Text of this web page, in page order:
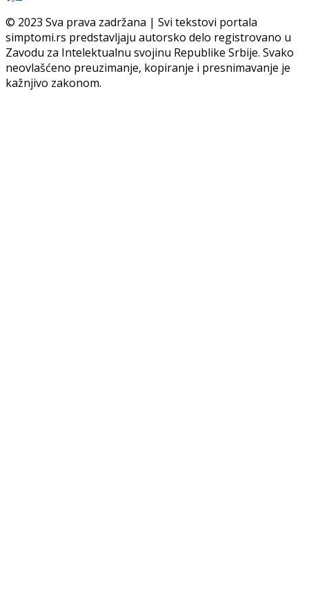
© 2023 Sva prava zadržana | Svi tekstovi portala
simptomi.rs predstavljaju autorsko delo registrovano u
Zavodu za Intelektualnu svojinu Republike Srbije. Svako
neovlašćeno preuzimanje, kopiranje i presnimavanje je
kažnjivo zakonom.